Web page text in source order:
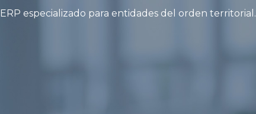
ERP especializado para entidades del orden territorial.